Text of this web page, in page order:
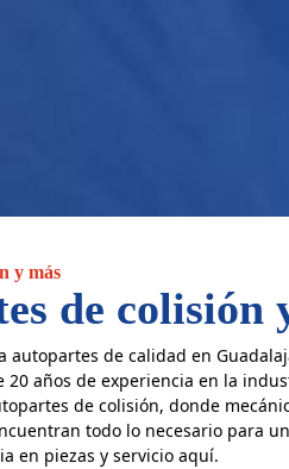
y más
de colisión
autopartes de calidad en
20 años de experiencia en la
de colisión, donde
todo lo necesario para
en piezas y servicio aquí.